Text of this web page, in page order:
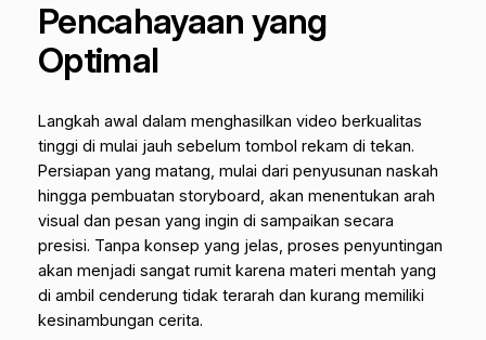
Pencahayaan yang
Optimal
Langkah awal dalam menghasilkan video berkualitas
tinggi di mulai jauh sebelum tombol rekam di tekan.
Persiapan yang matang, mulai dari penyusunan naskah
hingga pembuatan storyboard, akan menentukan arah
visual dan pesan yang ingin di sampaikan secara
presisi. Tanpa konsep yang jelas, proses penyuntingan
akan menjadi sangat rumit karena materi mentah yang
di ambil cenderung tidak terarah dan kurang memiliki
kesinambungan cerita.